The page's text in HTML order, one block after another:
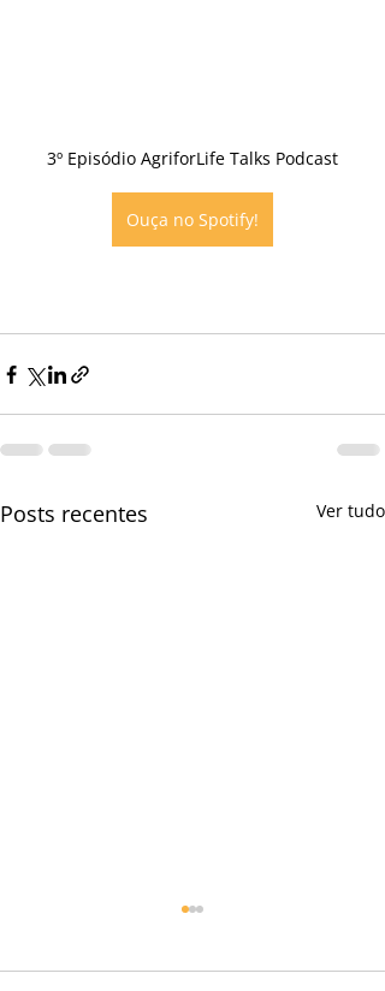
3º Episódio AgriforLife Talks Podcast
Ouça no Spotify!
Posts recentes Ver tudo